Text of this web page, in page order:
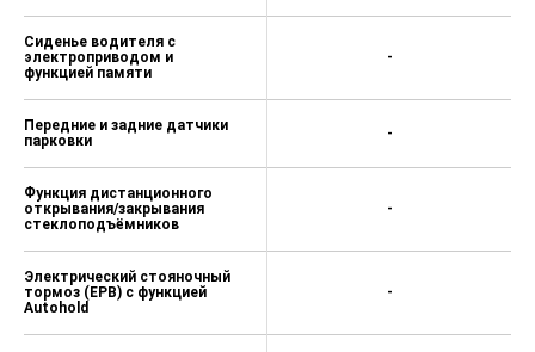
Сиденье водителя с
электроприводом и
функцией памяти
Передние и задние датчики
парковки
Функция дистанционного
открывания/закрывания
стеклоподъёмников
Электрический стояночный
тормоз (EPB) c функцией
Autohold
-
-
-
-